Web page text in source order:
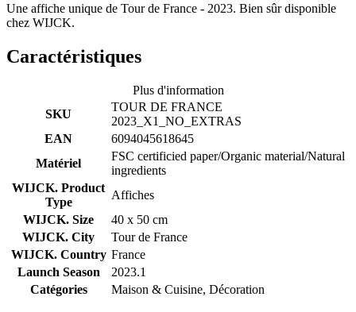
Une affiche unique de Tour de France - 2023. Bien sûr disponible
chez WIJCK.
Caractéristiques
Plus d'information
SKU
TOUR DE FRANCE
2023_X1_NO_EXTRAS
EAN
6094045618645
Matériel
FSC certificied paper/Organic material/Natural
ingredients
WIJCK. Product
Type
Affiches
WIJCK. Size
40 x 50 cm
WIJCK. City
Tour de France
WIJCK. Country France
Launch Season
2023.1
Catégories
Maison & Cuisine, Décoration